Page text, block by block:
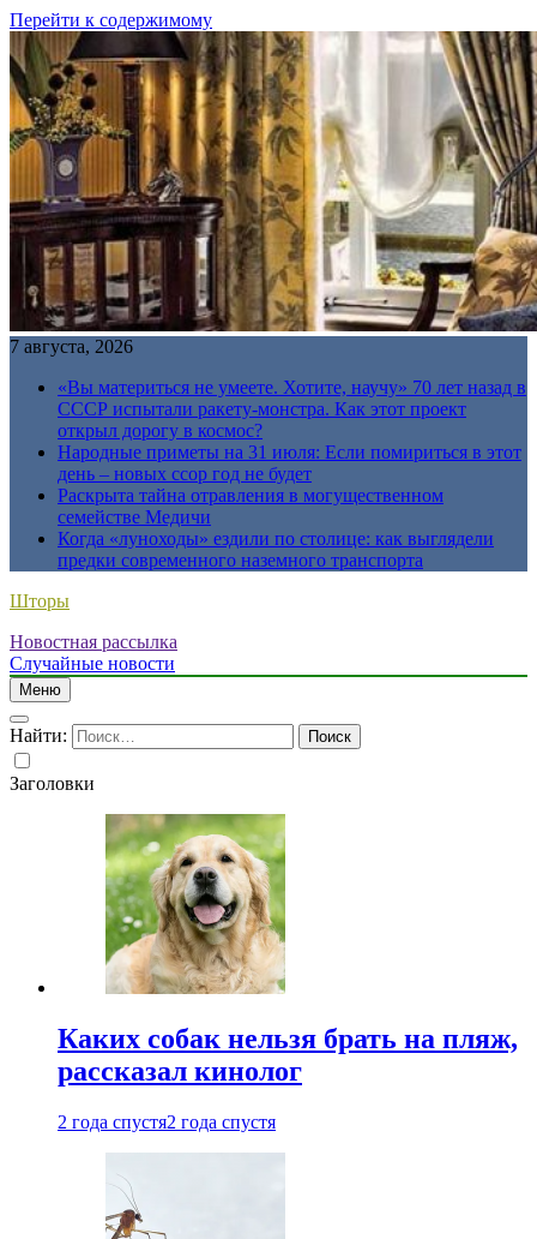
Перейти к содержимому
7 августа, 2026
«Вы материться не умеете. Хотите, научу» 70 лет назад в
СССР испытали ракету-монстра. Как этот проект
открыл дорогу в космос?
Народные приметы на 31 июля: Если помириться в этот
день – новых ссор год не будет
Раскрыта тайна отравления в могущественном
семействе Медичи
Когда «луноходы» ездили по столице: как выглядели
предки современного наземного транспорта
Шторы
Новостная рассылка
Случайные новости
Меню
Найти:
Заголовки
Каких собак нельзя брать на пляж,
рассказал кинолог
2 года спустя2 года спустя